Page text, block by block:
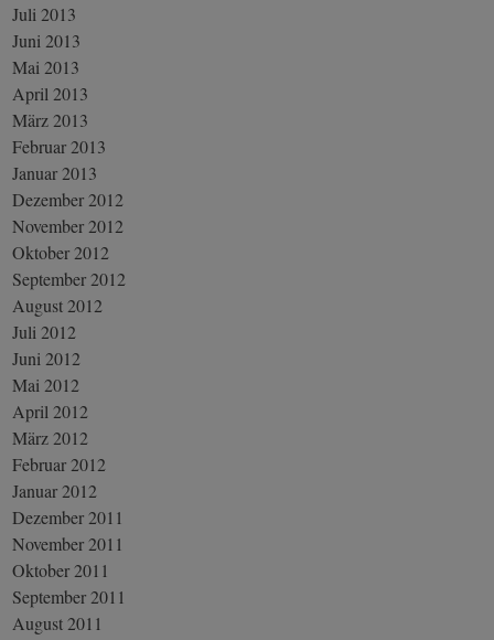
Juli 2013
Juni 2013
Mai 2013
April 2013
März 2013
Februar 2013
Januar 2013
Dezember 2012
November 2012
Oktober 2012
September 2012
August 2012
Juli 2012
Juni 2012
Mai 2012
April 2012
März 2012
Februar 2012
Januar 2012
Dezember 2011
November 2011
Oktober 2011
September 2011
August 2011